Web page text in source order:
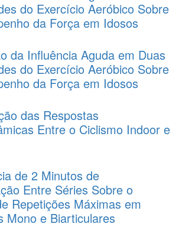
do Exercício Aeróbico Sobre
da Força em Idosos
da Influência Aguda em Duas
do Exercício Aeróbico Sobre
da Força em Idosos
das Respostas
Entre o Ciclismo Indoor e
de 2 Minutos de
Entre Séries Sobre o
Repetições Máximas em
Mono e Biarticulares